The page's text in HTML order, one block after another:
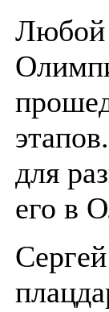
Любой
для
его в